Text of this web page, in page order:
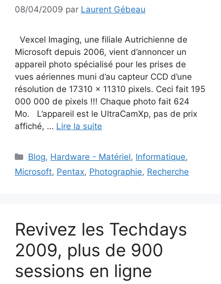
08/04/2009 par Laurent Gébeau
Vexcel Imaging, une filiale Autrichienne de
Microsoft depuis 2006, vient d’annoncer un
appareil photo spécialisé pour les prises de
vues aériennes muni d’au capteur CCD d’une
résolution de 17310 x 11310 pixels. Ceci fait 195
000 000 de pixels !!! Chaque photo fait 624
Mo. L’appareil est le UltraCamXp, pas de prix
affiché, … Lire la suite
Catégories
Blog, Hardware - Matériel, Informatique,
Microsoft, Pentax, Photographie, Recherche
Revivez les Techdays
2009, plus de 900
sessions en ligne